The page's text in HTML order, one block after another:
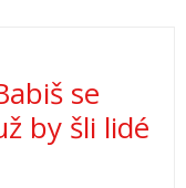
se
by šli lidé